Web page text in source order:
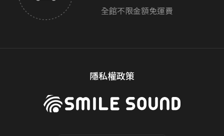
全館不限金額免運費
隱私權政策